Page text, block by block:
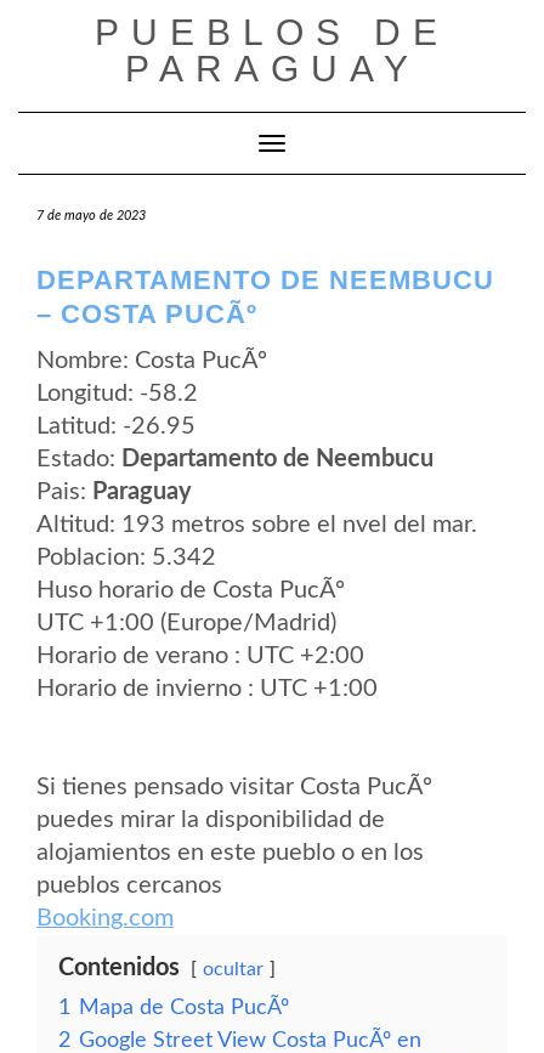
PUEBLOS DE
PARAGUAY
Cambiar modo de navegación
7 de mayo de 2023
DEPARTAMENTO DE NEEMBUCU
– COSTA PUCÃº
Nombre: Costa PucÃº
Longitud: -58.2
Latitud: -26.95
Estado: Departamento de Neembucu
Pais: Paraguay
Altitud: 193 metros sobre el nvel del mar.
Poblacion: 5.342
Huso horario de Costa PucÃº
UTC +1:00 (Europe/Madrid)
Horario de verano : UTC +2:00
Horario de invierno : UTC +1:00
Si tienes pensado visitar Costa PucÃº
puedes mirar la disponibilidad de
alojamientos en este pueblo o en los
pueblos cercanos
Booking.com
Contenidos ocultar
1
Mapa de Costa PucÃº
2 Google Street View Costa PucÃº en